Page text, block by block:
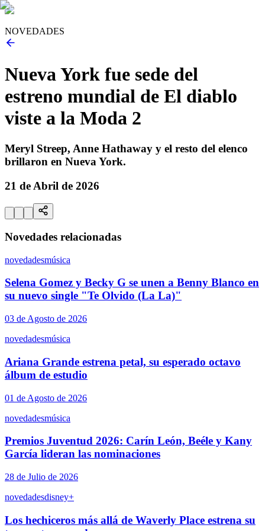
NOVEDADES
Nueva York fue sede del
estreno mundial de El diablo
viste a la Moda 2
Meryl Streep, Anne Hathaway y el resto del elenco
brillaron en Nueva York.
21 de Abril de 2026
Novedades relacionadas
novedadesmúsica
Selena Gomez y Becky G se unen a Benny Blanco en
su nuevo single "Te Olvido (La La)"
03 de Agosto de 2026
novedadesmúsica
Ariana Grande estrena petal, su esperado octavo
álbum de estudio
01 de Agosto de 2026
novedadesmúsica
Premios Juventud 2026: Carín León, Beéle y Kany
García lideran las nominaciones
28 de Julio de 2026
novedadesdisney+
Los hechiceros más allá de Waverly Place estrena su